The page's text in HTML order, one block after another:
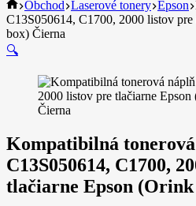
Home
Obchod Laserové tonery Epson
C13S050614, C1700, 2000 listov
box) Čierna
🔍
Kompatibilná
C13S050614, C1700,
tlačiarne Epson